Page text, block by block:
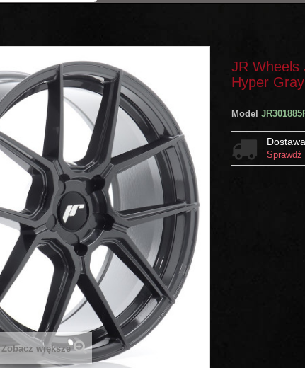
Zobacz większe
JR Wheels
Hyper Gray
Model
Dostawa
Sprawdź